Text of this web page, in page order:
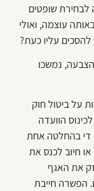
לבחירת שופטים
עוצמה, ואולי
עליו כעת?
נמשכו
על ביטול חוק
הוועדה
די בהחלטה אחת
חיוב לכנס את
את האגף
הפשרה חייבת